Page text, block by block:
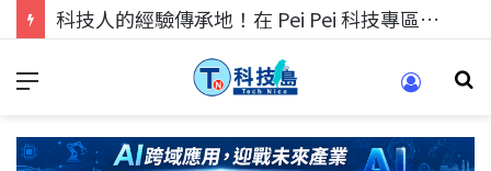
科技人找工作，就到TECH+ 科技專區!